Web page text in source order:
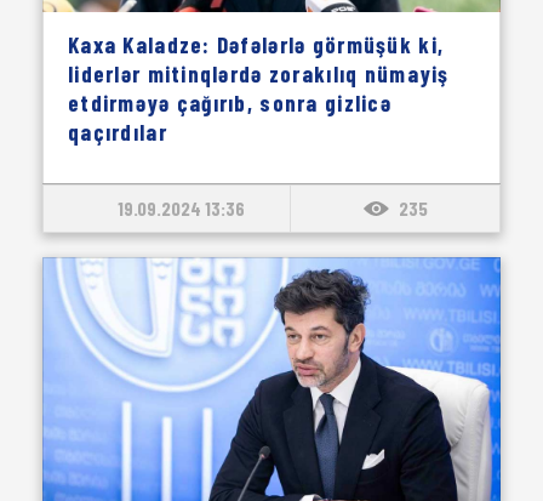
Kaxa Kaladze: Dəfələrlə görmüşük ki,
liderlər mitinqlərdə zorakılıq nümayiş
etdirməyə çağırıb, sonra gizlicə
qaçırdılar
19.09.2024 13:36 235